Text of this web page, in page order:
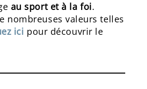
au sport et à la foi.
nombreuses valeurs telles
ici pour découvrir le